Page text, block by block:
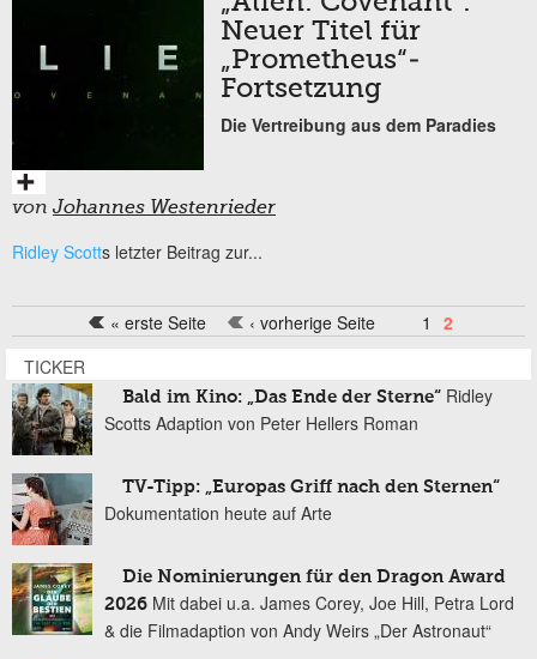
Neuer Titel für
„Prometheus“-
Fortsetzung
Die Vertreibung aus dem Paradies
von Johannes Westenrieder
Ridley Scotts letzter Beitrag zur...
Seiten « erste Seite ‹ vorherige Seite 1
2
TICKER
Bald im Kino: „Das Ende der Sterne“ Ridley
Scotts Adaption von Peter Hellers Roman
TV-Tipp: „Europas Griff nach den Sternen“
Dokumentation heute auf Arte
Die Nominierungen für den Dragon Award
2026 Mit dabei u.a. James Corey, Joe Hill, Petra Lord
& die Filmadaption von Andy Weirs „Der Astronaut“